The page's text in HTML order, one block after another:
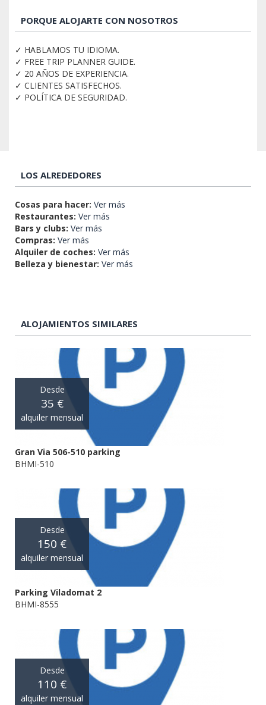
PORQUE ALOJARTE CON NOSOTROS
✓ HABLAMOS TU IDIOMA.
✓ FREE TRIP PLANNER GUIDE.
✓ 20 AÑOS DE EXPERIENCIA.
✓ CLIENTES SATISFECHOS.
✓ POLÍTICA DE SEGURIDAD.
LOS ALREDEDORES
Cosas para hacer: Ver más
Restaurantes: Ver más
Bars y clubs: Ver más
Compras: Ver más
Alquiler de coches: Ver más
Belleza y bienestar: Ver más
ALOJAMIENTOS SIMILARES
Desde
35 €
alquiler mensual
Gran Via 506-510 parking
BHMI-510
Desde
150 €
alquiler mensual
Parking Viladomat 2
BHMI-8555
Desde
110 €
alquiler mensual